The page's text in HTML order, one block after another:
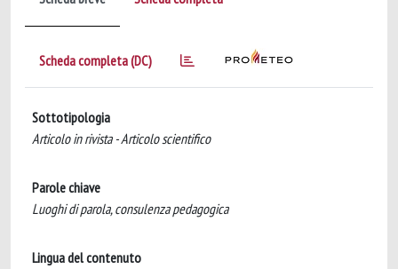
Scheda completa (DC)
Sottotipologia
Articolo in rivista - Articolo scientifico
Parole chiave
Luoghi di parola, consulenza pedagogica
Lingua del contenuto